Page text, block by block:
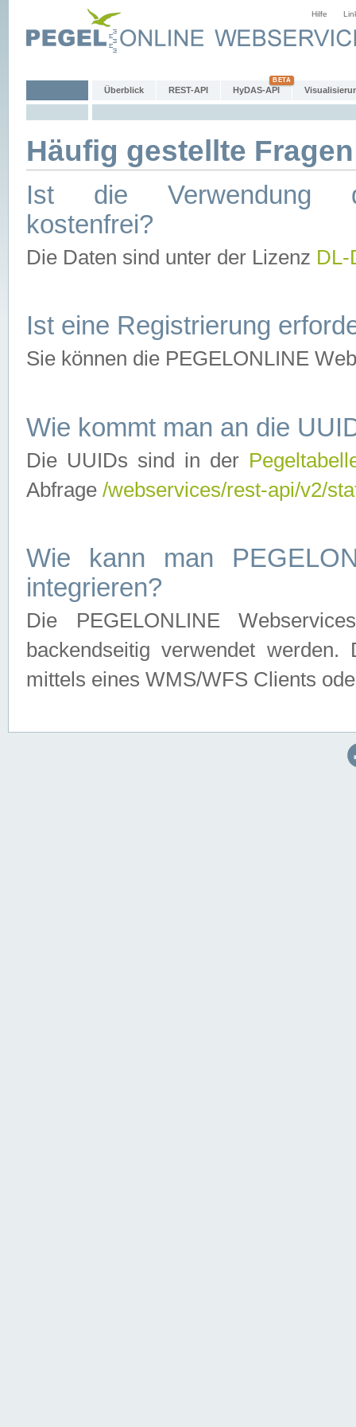
Hilfe
Überblick REST-API HyDAS-API
Häufig gestellte
Ist die Verwendung
kostenfrei?
Die Daten sind unter der Lizenz
Ist eine Registrierung
Sie können die PEGELONLINE
Wie kommt man an die
Die UUIDs sind in der
Abfrage /webservices/rest-api/v2/
Wie kann man
integrieren?
Die PEGELONLINE
backendseitig verwendet
mittels eines WMS/WFS Clients